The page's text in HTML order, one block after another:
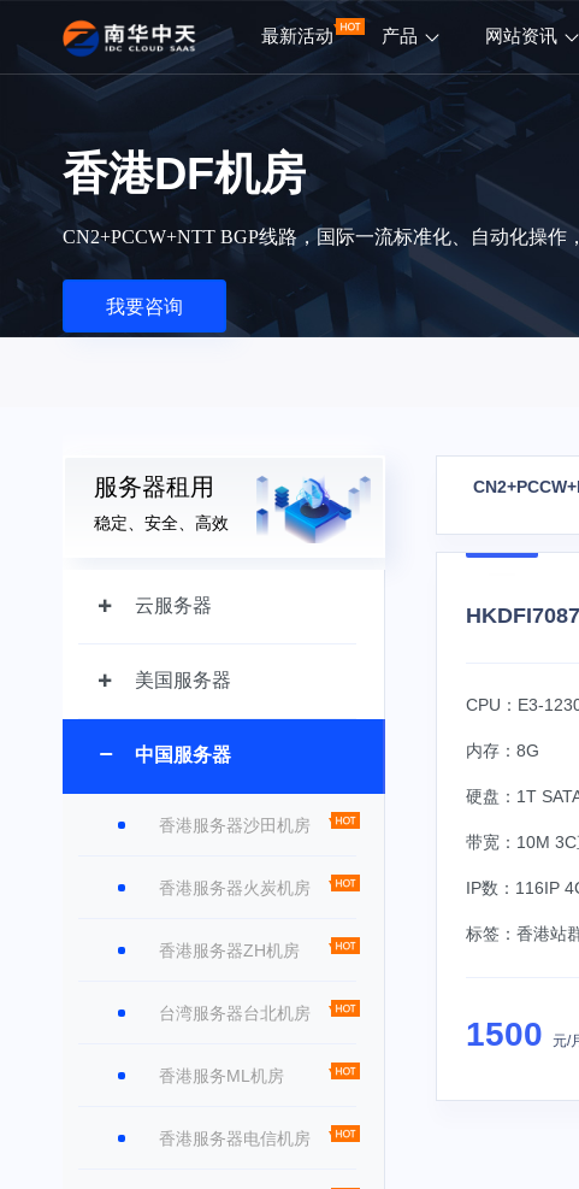
最新活动 产品 网站资讯
香港DF机房
CN2+PCCW+NTT BGP线路，国际一流标准化、自动化操作
我要咨询
服务器租用
稳定、安全、高效
云服务器
美国服务器
中国服务器
香港服务器沙田机房
香港服务器火炭机房
香港服务器ZH机房
台湾服务器台北机房
香港服务ML机房
香港服务器电信机房
CPU：E3-
内存：8G
硬盘：1T
带宽：10M 3C
IP数：116IP
标签： 香港站
1500 元/